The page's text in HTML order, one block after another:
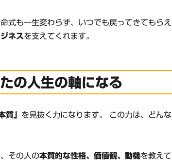
式も一生変わらず、いつでも戻ってきてもらえ
ネスを支えてくれます。
の人生の軸になる
質」 を見抜く力になります。 この力は、どんな
その人の本質的な性格、価値観、動機を教えて